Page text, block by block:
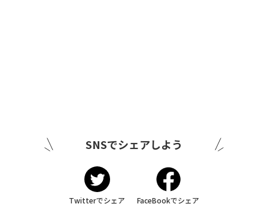
SNSでシェアしよう
Twitterでシェア FaceBookでシェア